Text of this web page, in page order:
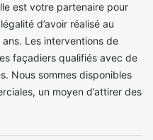
est votre partenaire pour
d’avoir réalisé au
Les interventions de
façadiers qualifiés avec de
Nous sommes disponibles
un moyen d’attirer des